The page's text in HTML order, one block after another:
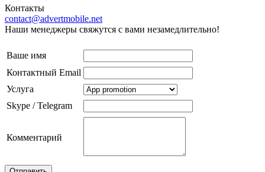
Контакты
contact@advertmobile.net
Наши менеджеры свяжутся с вами незамедлительно!
Ваше имя
Контактный Email
Услуга
Skype / Telegram
Комментарий